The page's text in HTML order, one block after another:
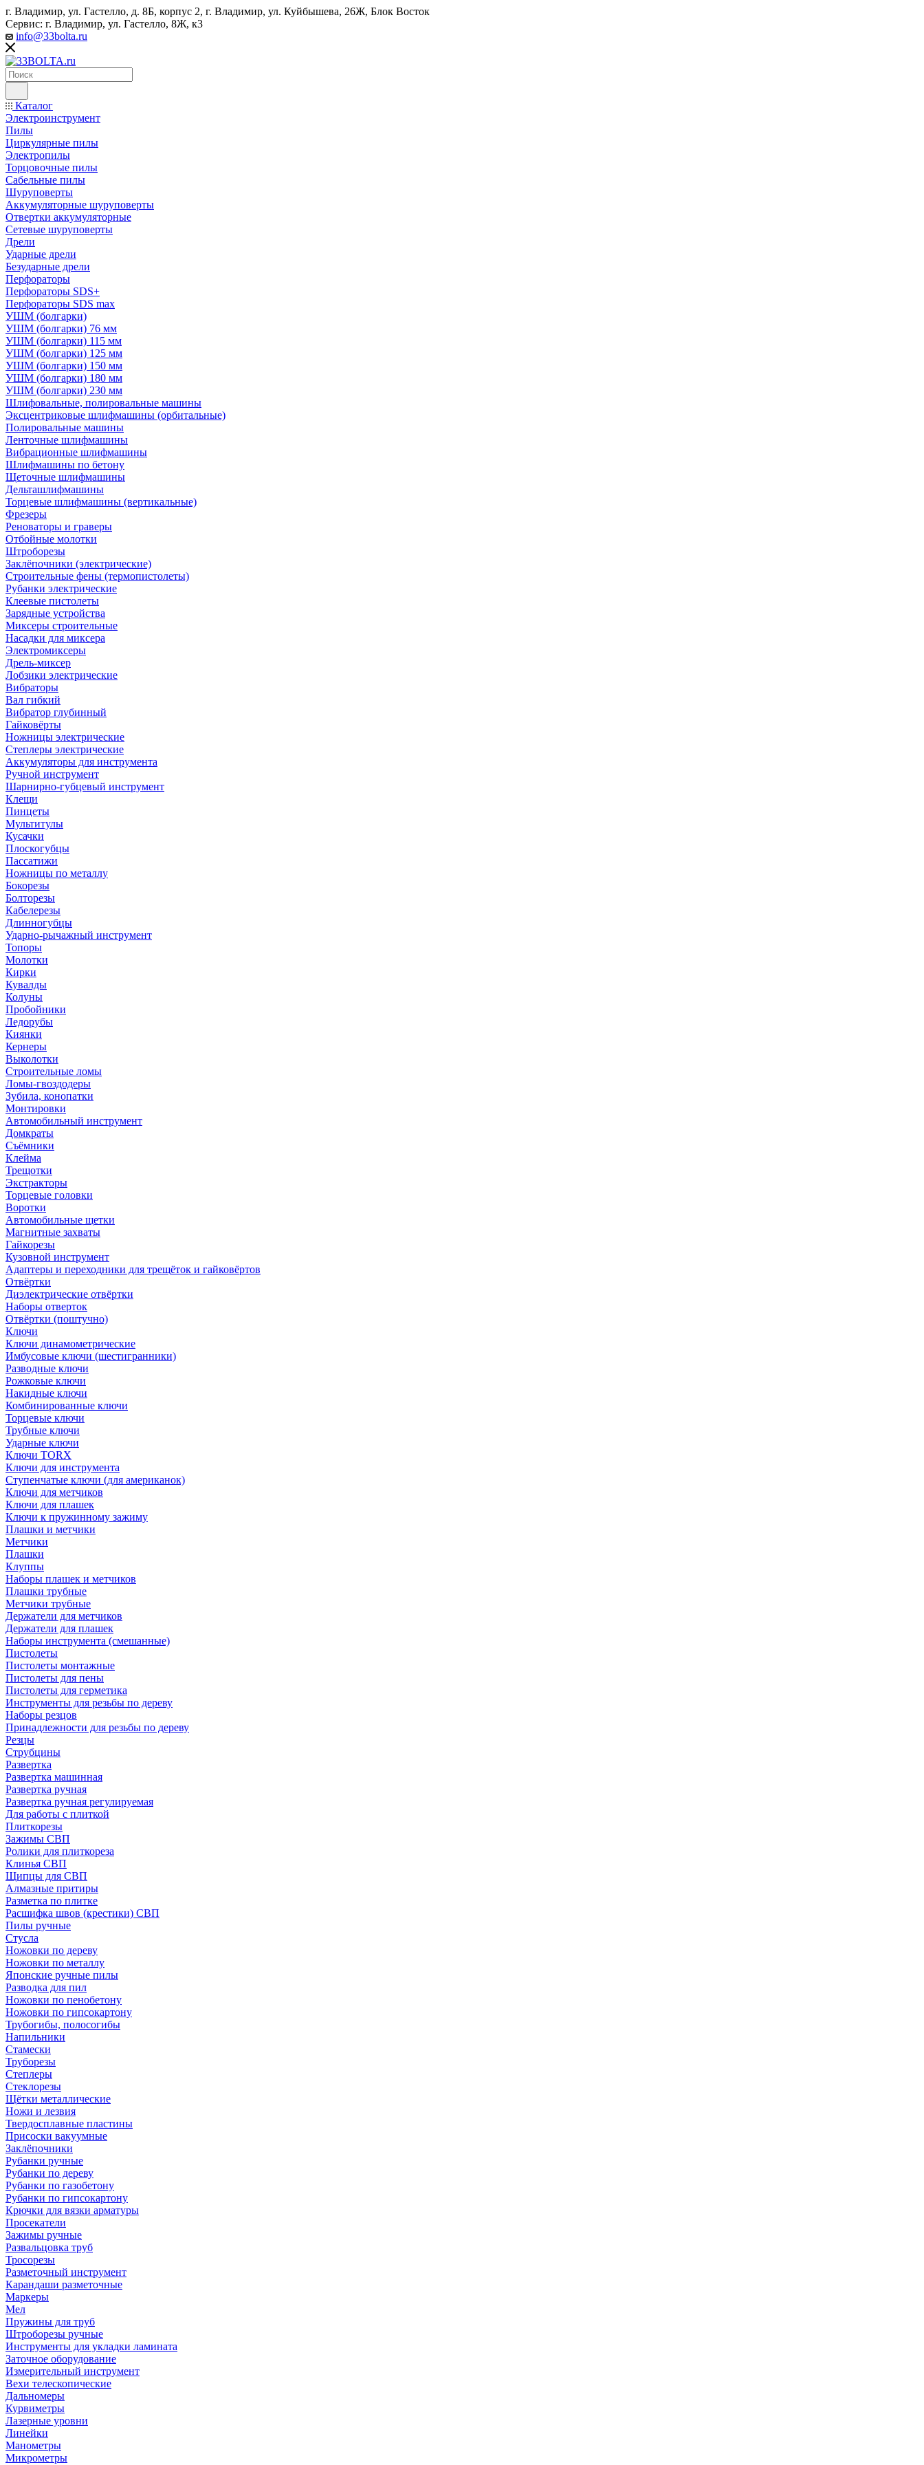
г. Владимир, ул. Гастелло, д. 8Б, корпус 2, г. Владимир, ул. ​Куйбышева, 26Ж, Блок Восток
Сервис: г. Владимир, ул. Гастелло, 8Ж, к3
info@33bolta.ru
Каталог
Электроинструмент
Пилы
Циркулярные пилы
Электропилы
Торцовочные пилы
Сабельные пилы
Шуруповерты
Аккумуляторные шуруповерты
Отвертки аккумуляторные
Сетевые шуруповерты
Дрели
Ударные дрели
Безударные дрели
Перфораторы
Перфораторы SDS+
Перфораторы SDS max
УШМ (болгарки)
УШМ (болгарки) 76 мм
УШМ (болгарки) 115 мм
УШМ (болгарки) 125 мм
УШМ (болгарки) 150 мм
УШМ (болгарки) 180 мм
УШМ (болгарки) 230 мм
Шлифовальные, полировальные машины
Эксцентриковые шлифмашины (орбитальные)
Полировальные машины
Ленточные шлифмашины
Вибрационные шлифмашины
Шлифмашины по бетону
Щеточные шлифмашины
Дельташлифмашины
Торцевые шлифмашины (вертикальные)
Фрезеры
Реноваторы и граверы
Отбойные молотки
Штроборезы
Заклёпочники (электрические)
Строительные фены (термопистолеты)
Рубанки электрические
Клеевые пистолеты
Зарядные устройства
Миксеры строительные
Насадки для миксера
Электромиксеры
Дрель-миксер
Лобзики электрические
Вибраторы
Вал гибкий
Вибратор глубинный
Гайковёрты
Ножницы электрические
Степлеры электрические
Аккумуляторы для инструмента
Ручной инструмент
Шарнирно-губцевый инструмент
Клещи
Пинцеты
Мультитулы
Кусачки
Плоскогубцы
Пассатижи
Ножницы по металлу
Бокорезы
Болторезы
Кабелерезы
Длинногубцы
Ударно-рычажный инструмент
Топоры
Молотки
Кирки
Кувалды
Колуны
Пробойники
Ледорубы
Киянки
Кернеры
Выколотки
Строительные ломы
Ломы-гвоздодеры
Зубила, конопатки
Монтировки
Автомобильный инструмент
Домкраты
Съёмники
Клейма
Трещотки
Экстракторы
Торцевые головки
Воротки
Автомобильные щетки
Магнитные захваты
Гайкорезы
Кузовной инструмент
Адаптеры и переходники для трещёток и гайковёртов
Отвёртки
Диэлектрические отвёртки
Наборы отверток
Отвёртки (поштучно)
Ключи
Ключи динамометрические
Имбусовые ключи (шестигранники)
Разводные ключи
Рожковые ключи
Накидные ключи
Комбинированные ключи
Торцевые ключи
Трубные ключи
Ударные ключи
Ключи TORX
Ключи для инструмента
Ступенчатые ключи (для американок)
Ключи для метчиков
Ключи для плашек
Ключи к пружинному зажиму
Плашки и метчики
Метчики
Плашки
Клуппы
Наборы плашек и метчиков
Плашки трубные
Метчики трубные
Держатели для метчиков
Держатели для плашек
Наборы инструмента (смешанные)
Пистолеты
Пистолеты монтажные
Пистолеты для пены
Пистолеты для герметика
Инструменты для резьбы по дереву
Наборы резцов
Принадлежности для резьбы по дереву
Резцы
Струбцины
Развертка
Развертка машинная
Развертка ручная
Развертка ручная регулируемая
Для работы с плиткой
Плиткорезы
Зажимы СВП
Ролики для плиткореза
Клинья СВП
Щипцы для СВП
Алмазные притиры
Разметка по плитке
Расшифка швов (крестики) СВП
Пилы ручные
Стусла
Ножовки по дереву
Ножовки по металлу
Японские ручные пилы
Разводка для пил
Ножовки по пенобетону
Ножовки по гипсокартону
Трубогибы, полосогибы
Напильники
Стамески
Труборезы
Степлеры
Стеклорезы
Щётки металлические
Ножи и лезвия
Твердосплавные пластины
Присоски вакуумные
Заклёпочники
Рубанки ручные
Рубанки по дереву
Рубанки по газобетону
Рубанки по гипсокартону
Крючки для вязки арматуры
Просекатели
Зажимы ручные
Развальцовка труб
Тросорезы
Разметочный инструмент
Карандаши разметочные
Маркеры
Мел
Пружины для труб
Штроборезы ручные
Инструменты для укладки ламината
Заточное оборудование
Измерительный инструмент
Вехи телескопические
Дальномеры
Курвиметры
Лазерные уровни
Линейки
Манометры
Микрометры